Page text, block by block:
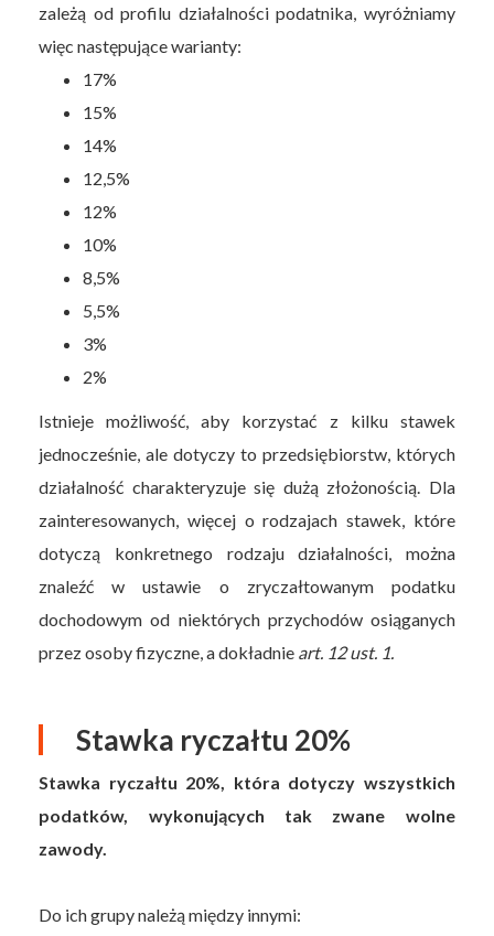
zależą od profilu działalności podatnika, wyróżniamy
więc następujące warianty:
17%
15%
14%
12,5%
12%
10%
8,5%
5,5%
3%
2%
Istnieje możliwość, aby korzystać z kilku stawek
jednocześnie, ale dotyczy to przedsiębiorstw, których
działalność charakteryzuje się dużą złożonością. Dla
zainteresowanych, więcej o rodzajach stawek, które
dotyczą konkretnego rodzaju działalności, można
znaleźć w ustawie o zryczałtowanym podatku
dochodowym od niektórych przychodów osiąganych
przez osoby fizyczne, a dokładnie art. 12 ust. 1.
Stawka ryczałtu 20%
Stawka ryczałtu 20%, która dotyczy wszystkich
podatków, wykonujących tak zwane wolne
zawody.
Do ich grupy należą między innymi: